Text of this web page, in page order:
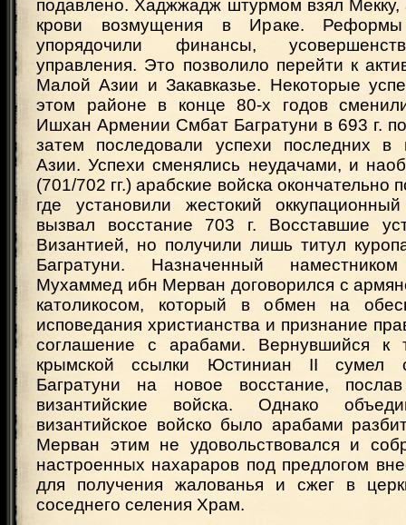
подавлено. Хаджжадж штурмом взял Мекку,
крови возмущения в Ираке.
упорядочили финансы,
управления. Это позволило перейти к
Малой Азии и Закавказье. Некоторые
этом районе в конце 80-х годов
Ишхан Армении Смбат Багратуни в 693 г.
затем последовали успехи последних в
Азии. Успехи сменялись неудачами, и
(701/702 гг.) арабские войска окончательно
где установили жестокий
вызвал восстание 703 г. Восставшие
Византией, но получили лишь титул
Багратуни. Назначенный
Мухаммед ибн Мерван договорился с
католикосом, который в обмен на
исповедания христианства и признание
соглашение с арабами. Вернувшийся к
крымской ссылки Юстиниан II сумел
Багратуни на новое восстание,
византийские войска. Однако
византийское войско было арабами
Мерван этим не удовольствовался и
настроенных нахараров под предлогом
для получения жалованья и сжег в
соседнего селения Храм.